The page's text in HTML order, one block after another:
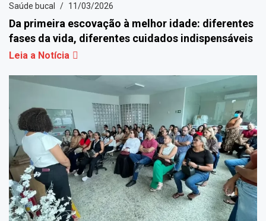
Saúde bucal 11/03/2026
Da primeira escovação à melhor idade: diferentes
fases da vida, diferentes cuidados indispensáveis
Leia a Notícia